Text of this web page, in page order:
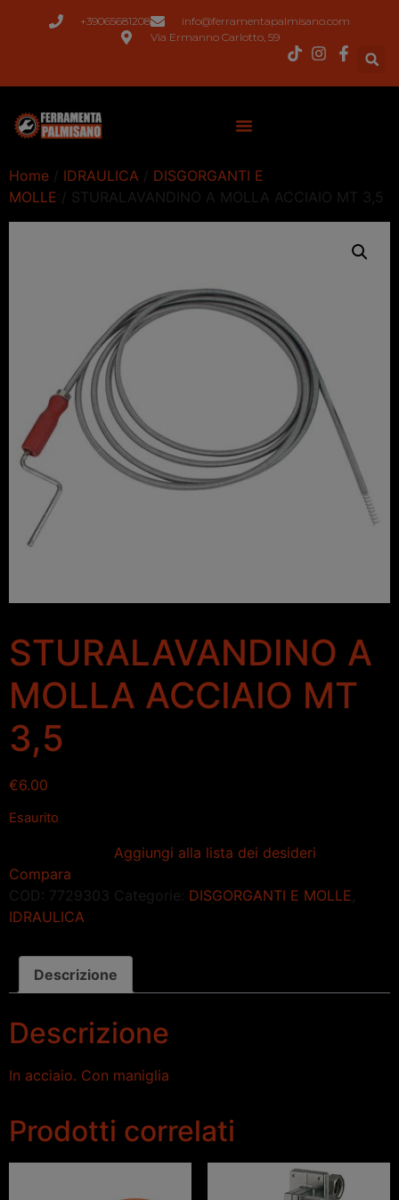
+39065681208
info@ferramentapalmisano.com
Via Ermanno Carlotto, 59
Home / IDRAULICA / DISGORGANTI E
MOLLE / STURALAVANDINO A MOLLA ACCIAIO MT 3,5
STURALAVANDINO A
MOLLA ACCIAIO MT
3,5
€6.00
Esaurito
Aggiungi alla lista dei desideri
Compara
COD: 7729303 Categorie: DISGORGANTI E MOLLE
IDRAULICA
Descrizione
Descrizione
In acciaio. Con maniglia
Prodotti correlati